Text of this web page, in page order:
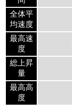
全体平
均速度
最高速
度
総上昇
量
最高高
度